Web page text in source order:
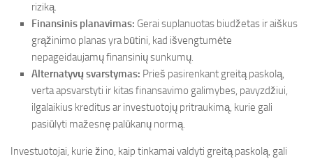
riziką.
Finansinis planavimas: Gerai suplanuotas biudžetas ir aiškus
grąžinimo planas yra būtini, kad išvengtumėte
nepageidaujamų finansinių sunkumų.
Alternatyvų svarstymas: Prieš pasirenkant greitą paskolą,
verta apsvarstyti ir kitas finansavimo galimybes, pavyzdžiui,
ilgalaikius kreditus ar investuotojų pritraukimą, kurie gali
pasiūlyti mažesnę palūkanų normą.
Investuotojai, kurie žino, kaip tinkamai valdyti greitą paskolą, gali